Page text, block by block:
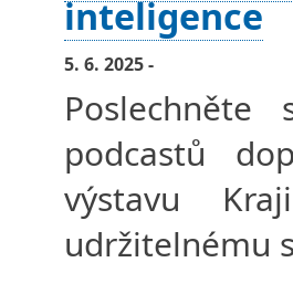
inteligence
5. 6. 2025 -
podcastů
výstavu
udržitelnému